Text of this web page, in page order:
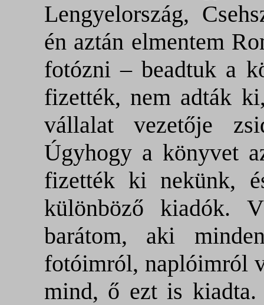
Lengyelország,
én aztán elmentem
fotózni – beadtuk a
fizették, nem adták
vállalat vezetője
Úgyhogy a könyvet
fizették ki nekünk,
különböző kiadók.
barátom, aki
fotóimról, naplóimról
mind, ő ezt is